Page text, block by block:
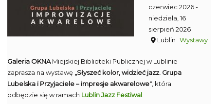
czerwiec 2026-
niedziela, 16
sierpień 2026
Lublin Wystawy
Galeria OKNAMiejskiej Biblioteki Publicznej w Lublinie
zaprasza na wystawę „Słyszeć kolor, widzieć jazz. Grupa
Lubelska i Przyjaciele – impresje akwarelowe" , która
odbędzie się w ramach Lublin Jazz Festiwal